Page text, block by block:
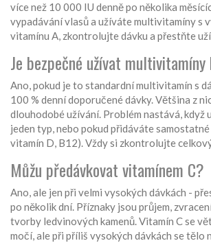
více než 10 000 IU denně po několika
vypadávání vlasů a užíváte multivitamíny s
vitamínu A, zkontrolujte dávku a přestňte
Je bezpečné užívat multivitamíny
Ano, pokud je to standardní multivitamín s
100 % denní doporučené dávky. Většina z
dlouhodobé užívání. Problém nastává, když
jeden typ, nebo pokud přidáváte
vitamín D, B12). Vždy si zkontrolujte
Můžu předávkovat vitamínem C?
Ano, ale jen při velmi vysokých dávkách -
po několik dní. Příznaky jsou průjem,
tvorby ledvinových kamenů. Vitamín C se
močí, ale při příliš vysokých dávkách se tělo